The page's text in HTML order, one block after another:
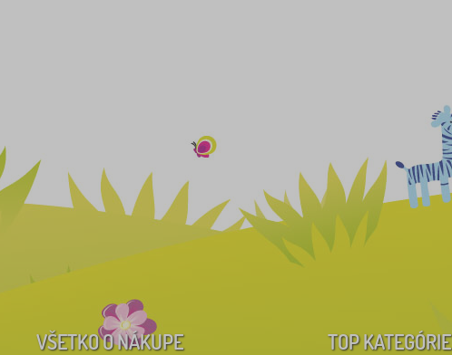
VŠETKO O NÁKUPE TOP KATEGÓRIE